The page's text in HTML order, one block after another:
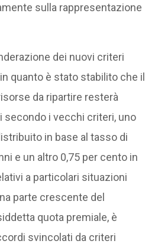
sulla rappresentazione
dei nuovi criteri
quanto è stato stabilito che il
da ripartire resterà
secondo i vecchi criteri, uno
in base al tasso di
e un altro 0,75 per cento in
a particolari situazioni
parte crescente del
quota premiale, è
svincolati da criteri